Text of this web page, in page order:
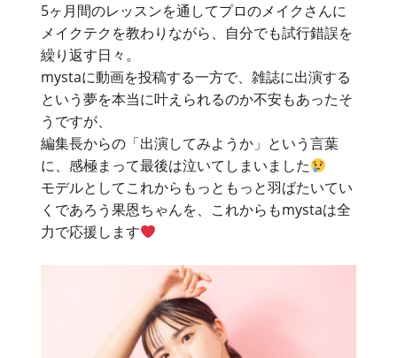
5ヶ月間のレッスンを通してプロのメイクさんに
メイクテクを教わりながら、自分でも試行錯誤を
繰り返す日々。
mystaに動画を投稿する一方で、雑誌に出演する
という夢を本当に叶えられるのか不安もあったそ
うですが、
編集長からの「出演してみようか」という言葉
に、感極まって最後は泣いてしまいました
モデルとしてこれからもっともっと羽ばたいてい
くであろう果恩ちゃんを、これからもmystaは全
力で応援します